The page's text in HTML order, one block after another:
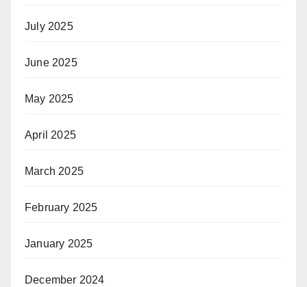
July 2025
June 2025
May 2025
April 2025
March 2025
February 2025
January 2025
December 2024